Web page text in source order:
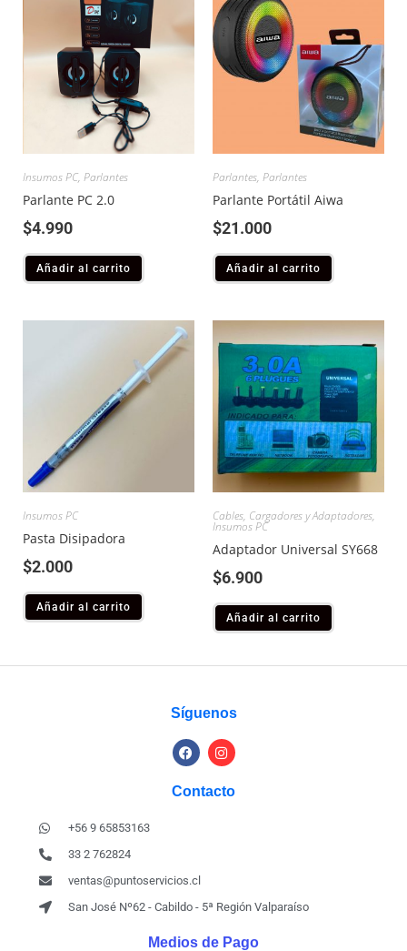
Insumos PC, Parlantes
Parlante PC 2.0
$4.990
Añadir al carrito
Parlantes, Parlantes
Parlante Portátil Aiwa
$21.000
Añadir al carrito
Insumos PC
Pasta Disipadora
$2.000
Añadir al carrito
Cables, Cargadores y Adaptadores,
Insumos PC
Adaptador Universal SY668
$6.900
Añadir al carrito
Síguenos
Contacto
+56 9 65853163
33 2 762824
ventas@puntoservicios.cl
San José Nº62 - Cabildo - 5ª Región Valparaíso
Medios de Pago